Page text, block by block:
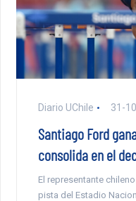
Diario UChile 31-
Santiago Ford
consolida en el
El representante
pista del Estadio